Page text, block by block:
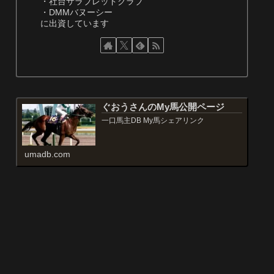
・DMMバヌーシー
に出資しています
ぐおうさんのMy馬公開ページ
一口馬主DB My馬シェアリンク
umadb.com